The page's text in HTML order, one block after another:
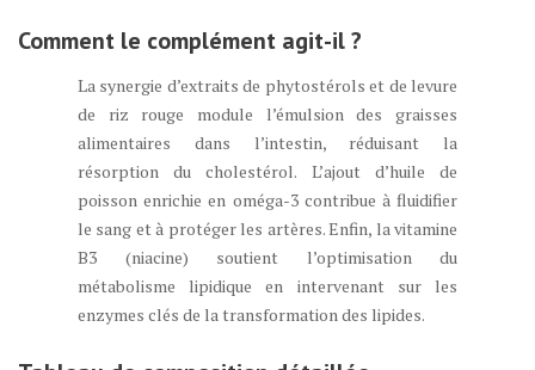
Comment le complément agit-il ?
La synergie d’extraits de phytostérols et de levure
de riz rouge module l’émulsion des graisses
alimentaires dans l’intestin, réduisant la
résorption du cholestérol. L’ajout d’huile de
poisson enrichie en oméga-3 contribue à fluidifier
le sang et à protéger les artères. Enfin, la vitamine
B3 (niacine) soutient l’optimisation du
métabolisme lipidique en intervenant sur les
enzymes clés de la transformation des lipides.